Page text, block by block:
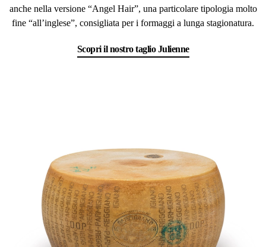
anche nella versione “Angel Hair”, una particolare tipologia molto
fine “all’inglese”, consigliata per i formaggi a lunga stagionatura.
Scopri il nostro taglio Julienne